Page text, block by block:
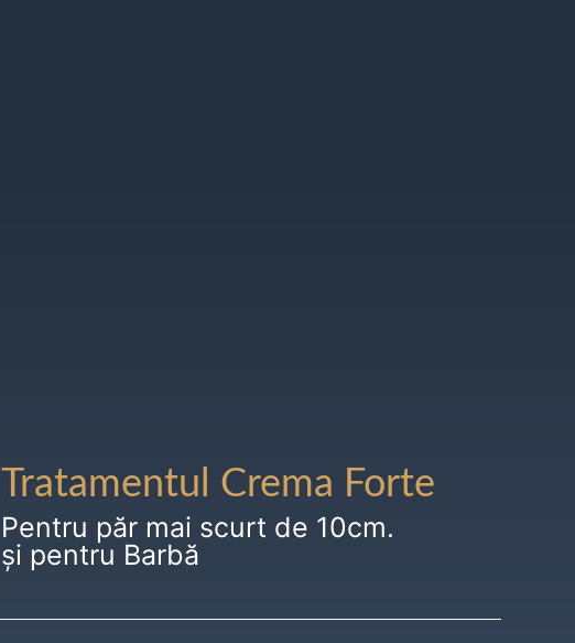
Tratamentul Crema Forte
Pentru păr mai scurt de 10cm.
și pentru Barbă